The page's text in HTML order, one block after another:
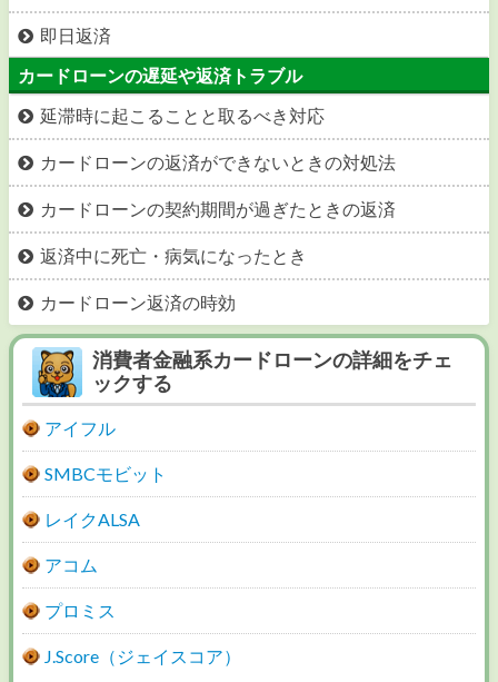
即日返済
カードローンの遅延や返済トラブル
延滞時に起こることと取るべき対応
カードローンの返済ができないときの対処法
カードローンの契約期間が過ぎたときの返済
返済中に死亡・病気になったとき
カードローン返済の時効
消費者金融系カードローンの詳細をチェ
ックする
アイフル
SMBCモビット
レイクALSA
アコム
プロミス
J.Score（ジェイスコア）